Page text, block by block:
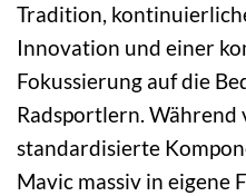
Tradition,
Innovation und einer
Fokussierung auf die
Radsportlern.
standardisierte
Mavic massiv in eigene